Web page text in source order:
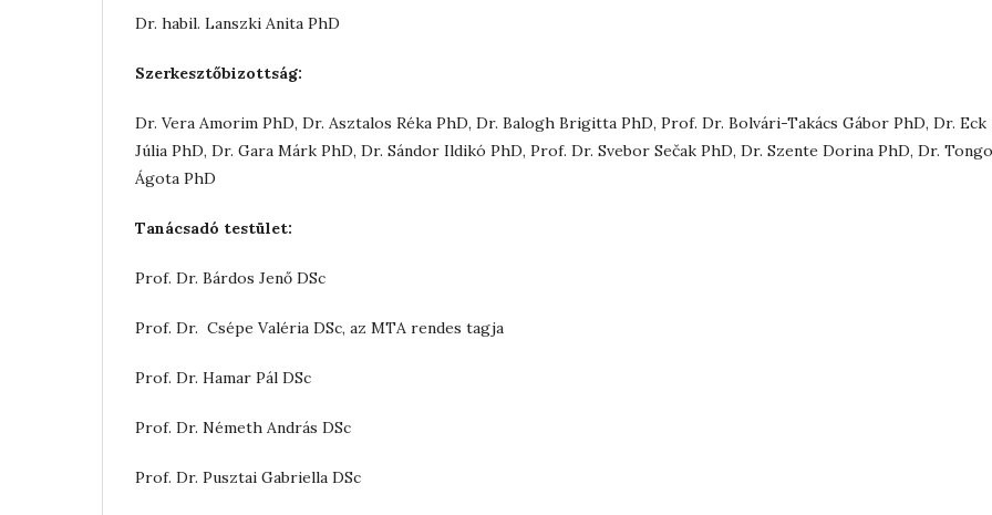
Dr. habil. Lanszki Anita PhD
Szerkesztőbizottság:
Dr. Vera Amorim PhD, Dr. Asztalos Réka PhD, Dr. Balogh Brigitta PhD, Prof. Dr. Bolvári-Takács Gábor PhD, Dr. Eck
Júlia PhD, Dr. Gara Márk PhD, Dr. Sándor Ildikó PhD, Prof. Dr. Svebor Sečak PhD, Dr. Szente Dorina PhD, Dr.
Ágota PhD
Tanácsadó testület:
Prof. Dr. Bárdos Jenő DSc
Prof. Dr. Csépe Valéria DSc, az MTA rendes tagja
Prof. Dr. Hamar Pál DSc
Prof. Dr. Németh András DSc
Prof. Dr. Pusztai Gabriella DSc